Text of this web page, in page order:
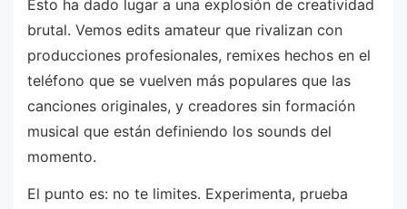
Esto ha dado lugar a una explosión de creatividad
brutal. Vemos edits amateur que rivalizan con
producciones profesionales, remixes hechos en el
teléfono que se vuelven más populares que las
canciones originales, y creadores sin formación
musical que están definiendo los sounds del
momento.
El punto es: no te limites. Experimenta, prueba